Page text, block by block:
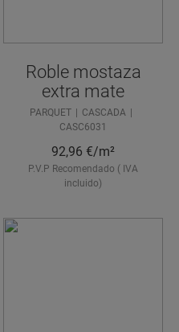
Roble mostaza
extra mate
PARQUET
CASCADA
CASC6031
92,96 €/m²
P.V.P Recomendado ( IVA
incluido)